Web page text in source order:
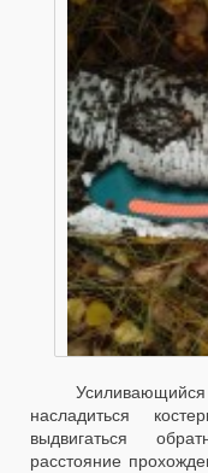
насладиться
выдвигаться
расстояние